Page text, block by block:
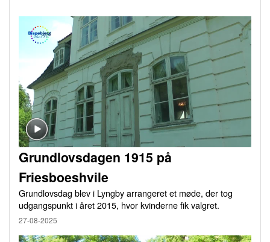
Grundlovsdagen 1915 på
Friesboeshvile
Grundlovsdag blev i Lyngby arrangeret et møde, der tog
udgangspunkt i året 2015, hvor kvinderne fik valgret.
27-08-2025